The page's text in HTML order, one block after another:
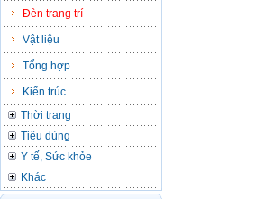
Đèn trang trí
Vật liệu
Tổng hợp
Kiến trúc
Thời trang
Tiêu dùng
Y tế, Sức khỏe
Khác